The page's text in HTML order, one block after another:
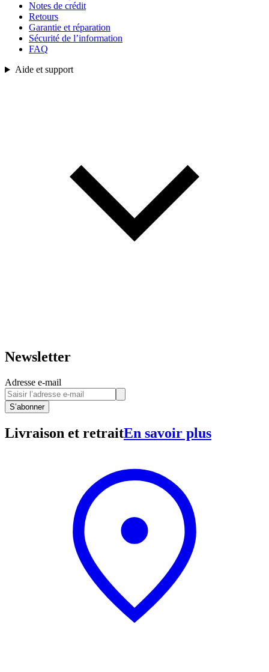
Notes de crédit
Retours
Garantie et réparation
Sécurité de l’information
FAQ
Aide et support
Newsletter
Adresse e-mail
S’abonner
Livraison et retraitEn savoir plus